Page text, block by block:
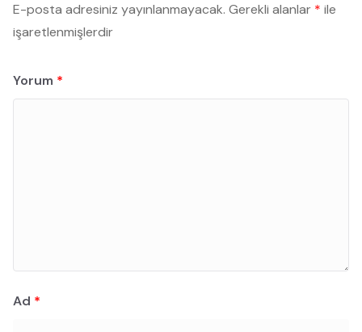
E-posta adresiniz yayınlanmayacak. Gerekli alanlar * ile
işaretlenmişlerdir
Yorum *
Ad *